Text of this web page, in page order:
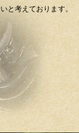
と考えております。